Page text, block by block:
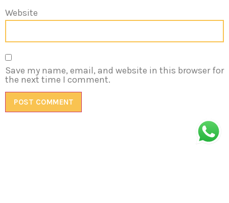
Website
Save my name, email, and website in this browser for
the next time I comment.